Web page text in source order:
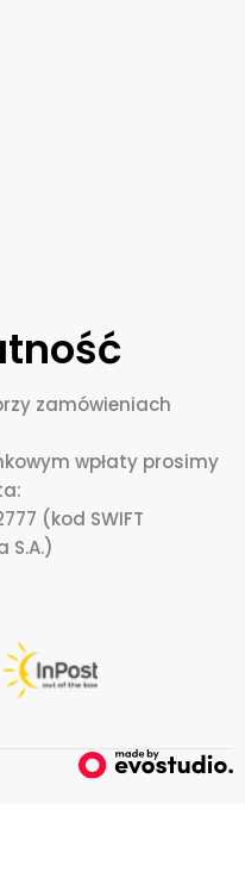
zamówieniach
wpłaty prosimy
(kod SWIFT
S.A.)